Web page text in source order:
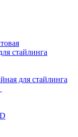
стайлинга
для стайлинга